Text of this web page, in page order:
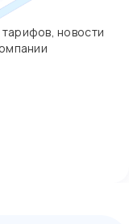
новости